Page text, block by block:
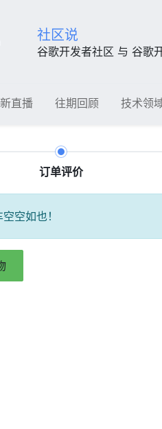
社区说
谷歌开发者社区 与 谷歌
直播 往期回顾 技术领
订单评价
空如也！